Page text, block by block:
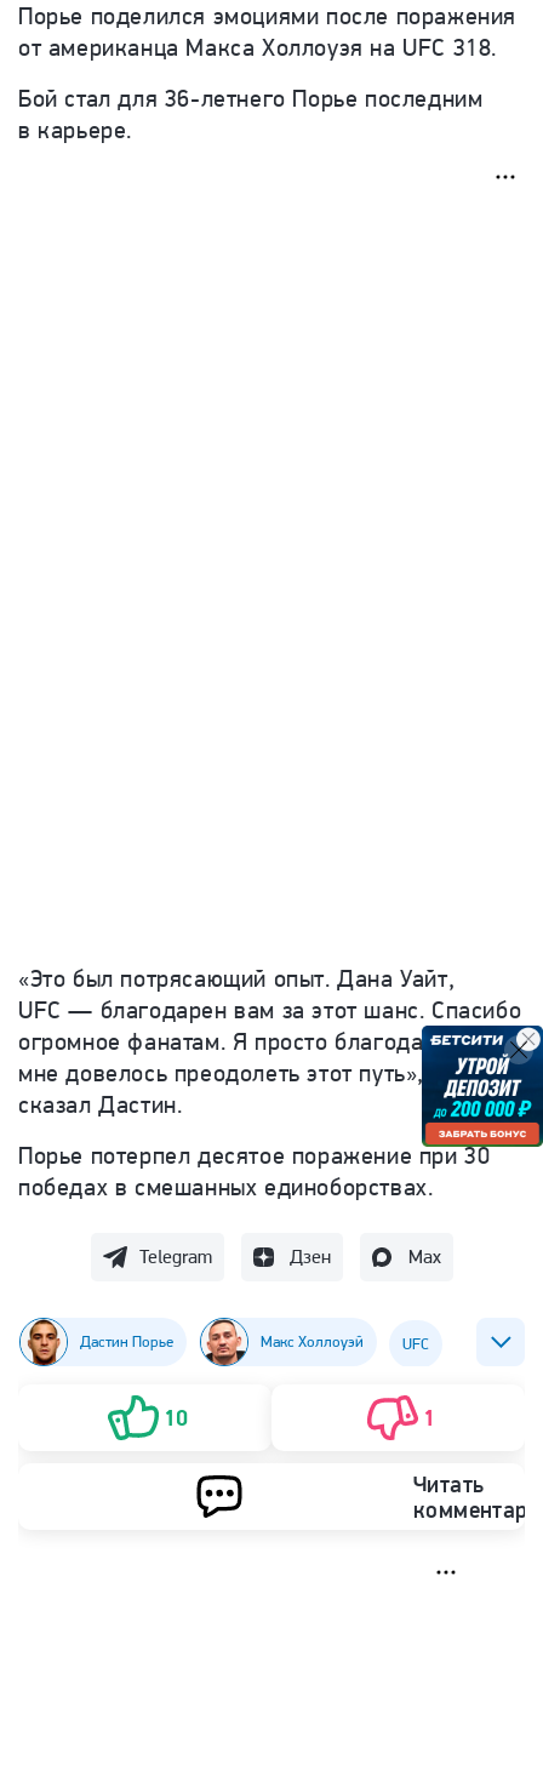
Порье поделился эмоциями после поражения
от американца Макса Холлоуэя на UFC 318.
Бой стал для 36-летнего Порье последним
в карьере.
«Это был потрясающий опыт. Дана Уайт,
UFC — благодарен вам за этот шанс. Спасибо
огромное фанатам. Я просто благодарен, что
мне довелось преодолеть этот путь», —
сказал Дастин.
Порье потерпел десятое поражение при 30
победах в смешанных единоборствах.
Telegram Дзен Max
Дастин Порье Макс Холлоуэй UFC
10 1
Читать